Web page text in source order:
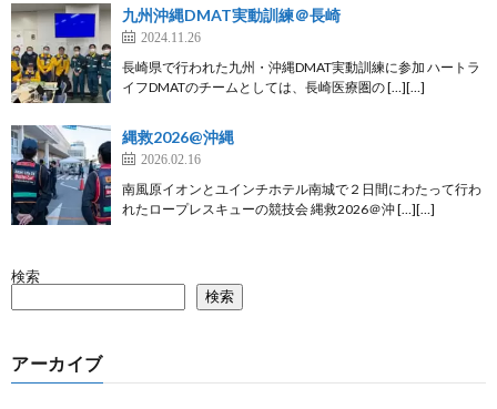
九州沖縄DMAT実動訓練＠長崎
2024.11.26
長崎県で行われた九州・沖縄DMAT実動訓練に参加 ハートラ
イフDMATのチームとしては、長崎医療圏の […][…]
縄救2026@沖縄
2026.02.16
南風原イオンとユインチホテル南城で２日間にわたって行わ
れたロープレスキューの競技会 縄救2026＠沖 […][…]
検索
検索
アーカイブ